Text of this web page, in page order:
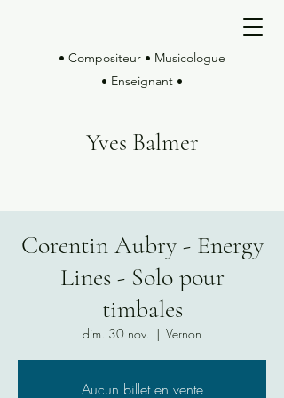
• Compositeur • Musicologue
• Enseignant •
Yves Balmer
Corentin Aubry - Energy
Lines - Solo pour
timbales
dim. 30 nov.
  |
Vernon
Aucun billet en vente